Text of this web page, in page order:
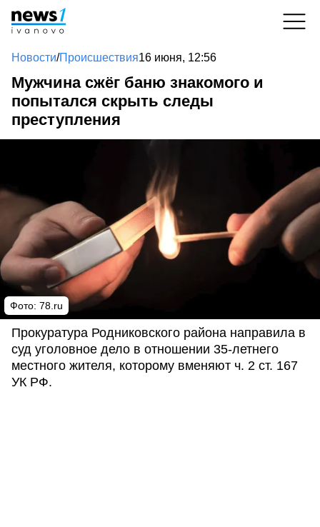
Новости/Происшествия16 июня, 12:56
Мужчина сжёг баню знакомого и
попытался скрыть следы
преступления
Фото: 78.ru
Прокуратура Родниковского района направила в
суд уголовное дело в отношении 35-летнего
местного жителя, которому вменяют ч. 2 ст. 167
УК РФ.